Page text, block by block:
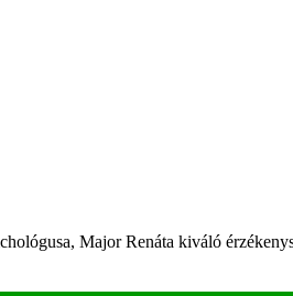
Major Renáta kiváló